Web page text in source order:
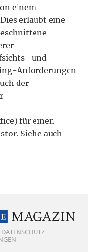
einem
erlaubt eine
und
Anforderungen
der
für einen
Siehe auch
DATENSCHUTZ